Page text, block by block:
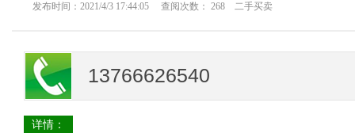
发布时间：2021/4/3 17:44:05 查阅次数： 268 二手买卖
13766626540
详情：